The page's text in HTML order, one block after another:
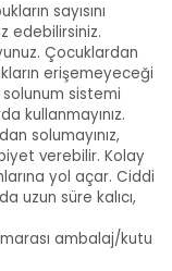
sayısını
edebilirsiniz.
Çocuklardan
erişemeyeceği
sistemi
kullanmayınız.
solumayınız,
verebilir. Kolay
yol açar. Ciddi
uzun süre kalıcı,
ambalaj/kutu